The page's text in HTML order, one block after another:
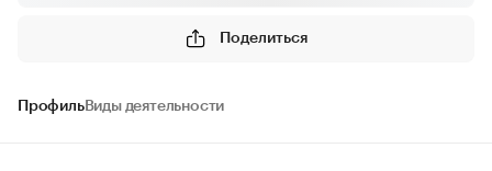
Поделиться
ПрофильВиды деятельности